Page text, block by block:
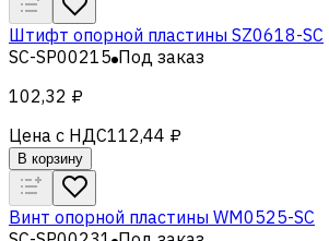
Штифт опорной пластины SZ0618-SC
SC-SP00215 Под заказ
102,32 ₽
Цена с НДС112,44 ₽
В корзину
Винт опорной пластины WM0525-SC